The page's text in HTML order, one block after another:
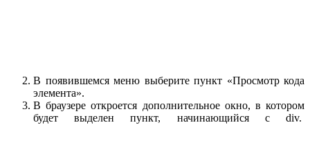
В появившемся меню выберите пункт «Просмотр кода
элемента».
В браузере откроется дополнительное окно, в котором
будет выделен пункт, начинающийся с div.